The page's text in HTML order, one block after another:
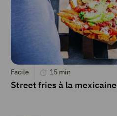
Facile 15 min
Street fries à la mexicaine